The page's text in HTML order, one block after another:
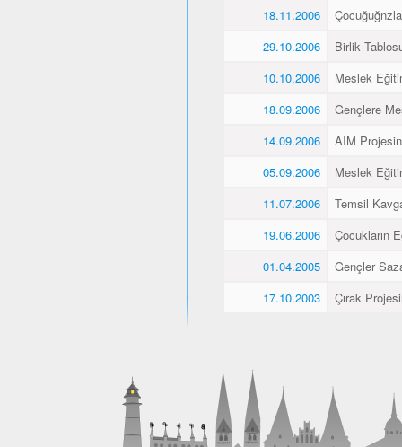
18.11.2006
29.10.2006
Birlik
10.10.2006
Meslek
18.09.2006
Gençlere
14.09.2006
AIM
05.09.2006
Meslek
11.07.2006
Temsil
19.06.2006
Çocukların
01.04.2005
Gençler
17.10.2003
Çırak